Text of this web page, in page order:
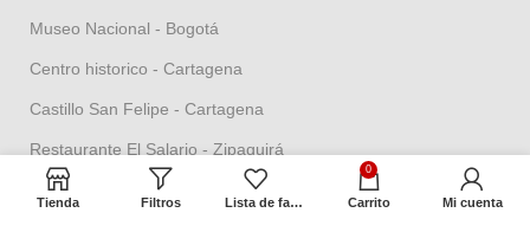
Museo Nacional - Bogotá
Centro historico - Cartagena
Castillo San Felipe - Cartagena
Restaurante El Salario - Zipaquirá
Tienda aeropuerto - Isla San Andrés
Tienda Filtros Lista de favoritos
0
Carrito Mi cuenta